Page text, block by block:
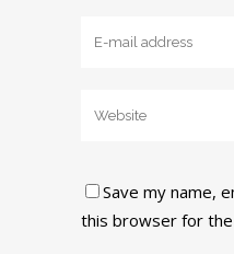
Save my name,
this browser for